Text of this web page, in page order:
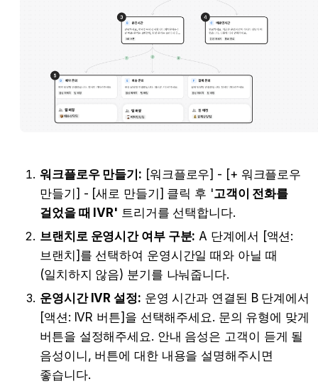
워크플로우 만들기: [워크플로우] - [+ 워크플로우
만들기] - [새로 만들기] 클릭 후 '고객이 전화를
걸었을 때 IVR' 트리거를 선택합니다.
브랜치로 운영시간 여부 구분: A 단계에서 [액션:
브랜치]를 선택하여 운영시간일 때와 아닐 때
(일치하지 않음) 분기를 나눠줍니다.
운영시간 IVR 설정: 운영 시간과 연결된 B 단계에서
[액션: IVR 버튼]을 선택해주세요. 문의 유형에 맞게
버튼을 설정해주세요. 안내 음성은 고객이 듣게 될
음성이니, 버튼에 대한 내용을 설명해주시면
좋습니다.